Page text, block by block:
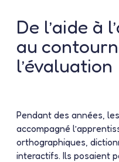
De l’aide à
au
l’évaluation
Pendant des années,
accompagné
orthographiques,
interactifs. Ils posaient